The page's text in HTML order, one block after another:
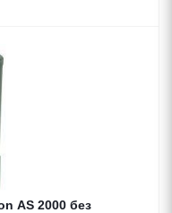
АS 2000 без